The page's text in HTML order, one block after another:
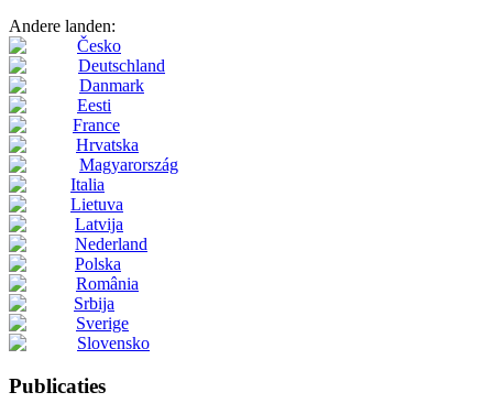
Andere landen:
Česko
Deutschland
Danmark
Eesti
France
Hrvatska
Magyarország
Italia
Lietuva
Latvija
Nederland
Polska
România
Srbija
Sverige
Slovensko
Publicaties